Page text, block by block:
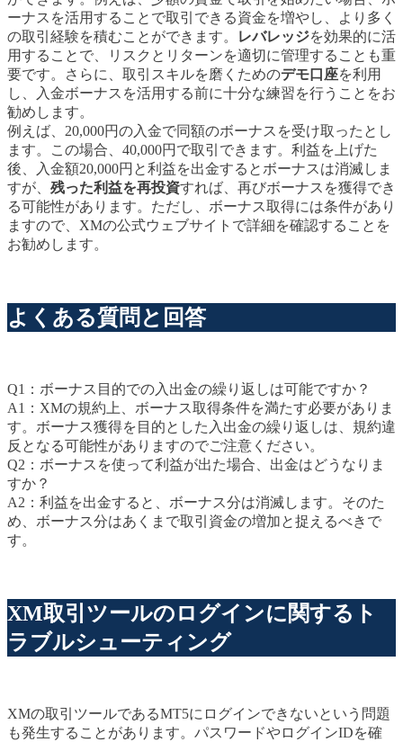
ーナスを活用することで取引できる資金を増やし、より多く
の取引経験を積むことができます。
レバレッジを効果的に活
用することで、リスクとリターンを適切に管理することも重
要です。さらに、取引スキルを磨くためのデモ口座を利用
し、入金ボーナスを活用する前に十分な練習を行うことをお
勧めします。
例えば、20,000円の入金で同額のボーナスを受け取ったとし
ます。この場合、40,000円で取引できます。利益を上げた
後、入金額20,000円と利益を出金するとボーナスは消滅しま
すが、 残った利益を再投資すれば、再びボーナスを獲得でき
る可能性があります。ただし、ボーナス取得には条件があり
ますので、XMの公式ウェブサイトで詳細を確認することを
お勧めします。
よくある質問と回答
Q1：ボーナス目的での入出金の繰り返しは可能ですか？
A1：XMの規約上、ボーナス取得条件を満たす必要がありま
す。ボーナス獲得を目的とした入出金の繰り返しは、規約違
反となる可能性がありますのでご注意ください。
Q2：ボーナスを使って利益が出た場合、出金はどうなりま
すか？
A2：利益を出金すると、ボーナス分は消滅します。そのた
め、ボーナス分はあくまで取引資金の増加と捉えるべきで
す。
XM取引ツールのログインに関するト
ラブルシューティング
XMの取引ツールであるMT5にログインできないという問題
も発生することがあります。パスワードやログインIDを確